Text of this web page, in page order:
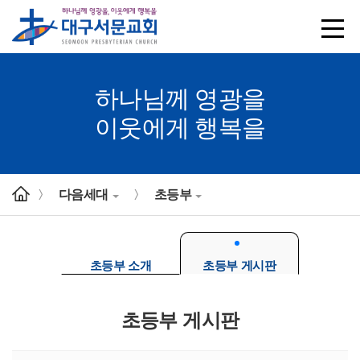
하나님께 영광을
이웃에게 행복을
> 다음세대 > 초등부
초등부 소개 초등부 게시판
초등부 게시판